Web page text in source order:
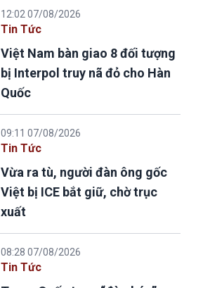
12:02 07/08/2026
Tin Tức
Việt Nam bàn giao 8 đối tượng
bị Interpol truy nã đỏ cho Hàn
Quốc
09:11 07/08/2026
Tin Tức
Vừa ra tù, người đàn ông gốc
Việt bị ICE bắt giữ, chờ trục
xuất
08:28 07/08/2026
Tin Tức